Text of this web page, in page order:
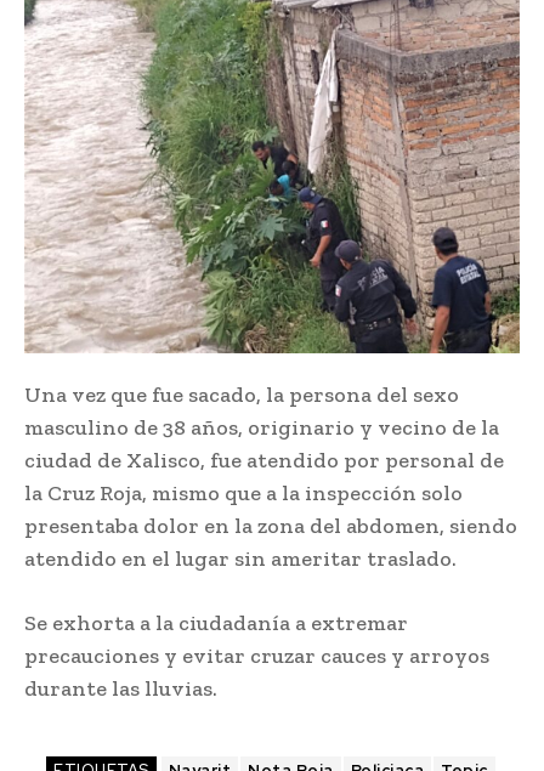
Una vez que fue sacado, la persona del sexo
masculino de 38 años, originario y vecino de la
ciudad de Xalisco, fue atendido por personal de
la Cruz Roja, mismo que a la inspección solo
presentaba dolor en la zona del abdomen, siendo
atendido en el lugar sin ameritar traslado.
Se exhorta a la ciudadanía a extremar
precauciones y evitar cruzar cauces y arroyos
durante las lluvias.